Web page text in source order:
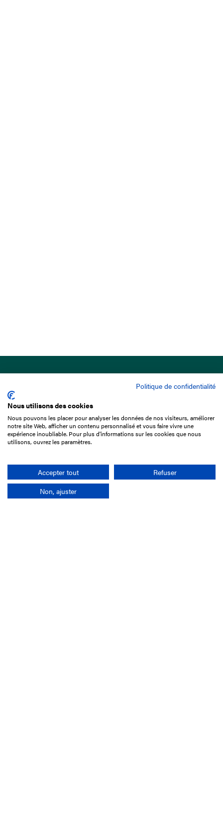
15 Boulevard de Douaumont
75017 Paris
01 49 10 20 29
Rechercher
Politique de confidentialité
Nous utilisons des cookies
Nous pouvons les placer pour analyser les données de nos visiteurs, améliorer
notre site Web, afficher un contenu personnalisé et vous faire vivre une
expérience inoubliable. Pour plus d'informations sur les cookies que nous
utilisons, ouvrez les paramètres.
Accepter tout
Refuser
Non, ajuster